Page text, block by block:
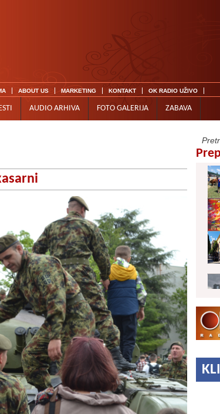
ABOUT US MARKETING KONTAKT OK RADIO UŽIVO
AUDIO ARHIVA FOTO GALERIJA ZABAVA